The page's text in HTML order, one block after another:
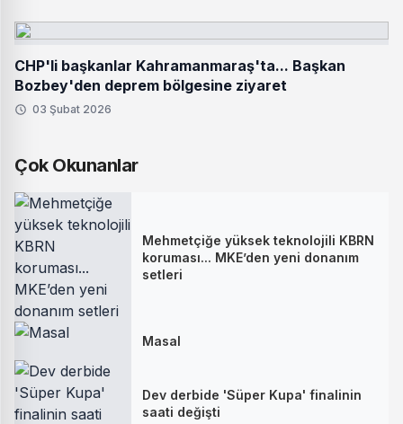
CHP'li başkanlar Kahramanmaraş'ta... Başkan
Bozbey'den deprem bölgesine ziyaret
03 Şubat 2026
Çok Okunanlar
Mehmetçiğe yüksek teknolojili KBRN
koruması... MKE’den yeni donanım
setleri
Masal
Dev derbide 'Süper Kupa' finalinin
saati değişti